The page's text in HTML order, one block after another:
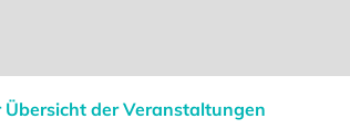
Übersicht der Veranstaltungen